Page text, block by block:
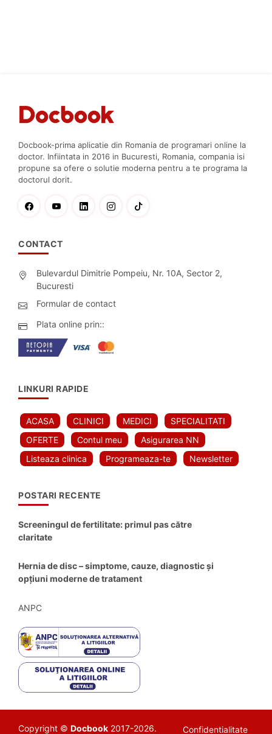
Docbook-prima aplicatie din Romania de programari online la
doctor. Infiintata in 2016 in Bucuresti, Romania, compania isi
propune sa ofere o solutie moderna pentru a te programa la
doctorul dorit.
CONTACT
Bulevardul Dimitrie Pompeiu, Nr. 10A, Sector 2,
Bucuresti
Formular de contact
Plata online prin::
LINKURI RAPIDE
ACASA CLINICI MEDICI
SPECIALITATI
OFERTE
Contul meu
Asigurarea NN
Listeaza clinica
Programeaza-te Newsletter
POSTARI RECENTE
Screeningul de fertilitate: primul pas către
claritate
Hernia de disc – simptome, cauze, diagnostic și
opțiuni moderne de tratament
ANPC
Copyright © Docbook 2017-2026. Confidentialitate